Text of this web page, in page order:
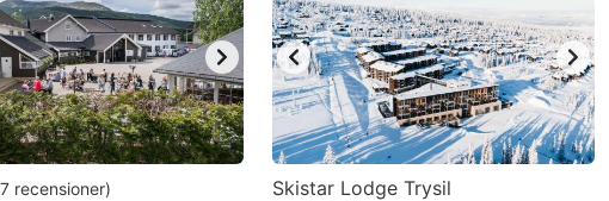
recensioner) Skistar Lodge Trysil